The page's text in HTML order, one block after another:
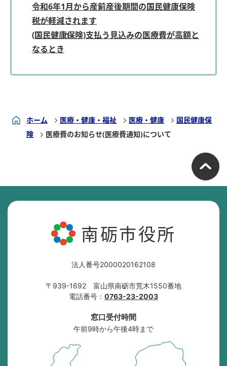
令和6年1月から産前産後期間の国民健康保険
税が軽減されます
(国民健康保険)支払う見込みの医療費が高額と
なるとき
ホーム 医療・健康・福祉 医療・健康
国民健康保
険
医療費のお知らせ(医療費通知)について
南砺市役所
法人番号2000020162108
〒939-1692 富山県南砺市荒木1550番地
電話番号： 0763-23-2003
窓口受付時間
午前9時から午後4時まで